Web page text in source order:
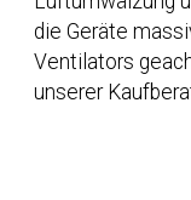
die Geräte
Ventilators
unserer